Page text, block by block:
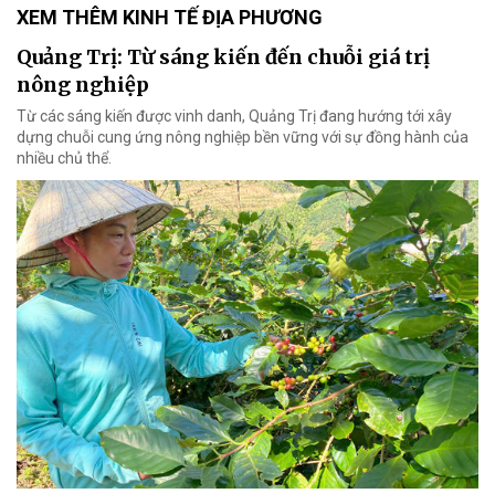
XEM THÊM KINH TẾ ĐỊA PHƯƠNG
Quảng Trị: Từ sáng kiến đến chuỗi giá trị
nông nghiệp
Từ các sáng kiến được vinh danh, Quảng Trị đang hướng tới xây
dựng chuỗi cung ứng nông nghiệp bền vững với sự đồng hành của
nhiều chủ thể.